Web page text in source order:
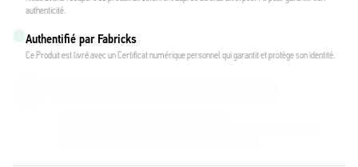
authenticité.
Authentifié par Fabricks
Ce Produit est livré avec un Certificat numérique personnel qui garantit et protège son identité.